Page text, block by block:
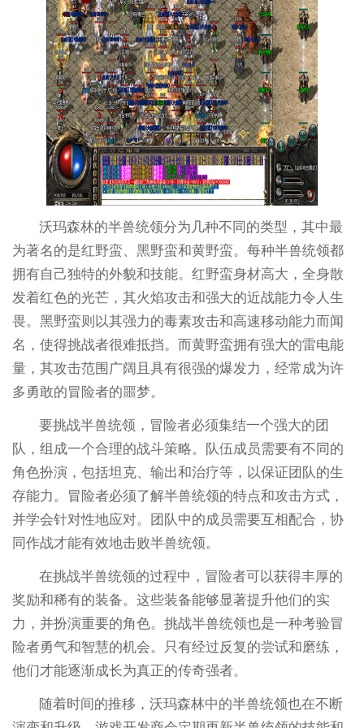
沃玛森林的半兽统领分为几种不同的类型，其中最
为著名的是红野蛮、黑野蛮和黄野蛮。每种半兽统领都
拥有自己独特的外貌和技能。红野蛮身材高大，全身散
发着红色的光芒，其火焰攻击和强大的近战能力令人生
畏。黑野蛮则以其强力的毒素攻击和高速移动能力而闻
名，使得挑战者很难抵挡。而黄野蛮拥有强大的雷电能
量，其攻击范围广阔且具有很强的爆发力，经常成为许
多勇敢的冒险者的噩梦。
要挑战半兽统领，冒险者必须集结一个强大的团
队，组成一个合理的战斗策略。队伍成员需要有不同的
角色扮演，包括坦克、输出和治疗等，以保证团队的生
存能力。冒险者必须了解半兽统领的特点和攻击方式，
并学会针对性地应对。团队中的成员需要互相配合，协
同作战才能有效地击败半兽统领。
在挑战半兽统领的过程中，冒险者可以获得丰厚的
奖励和稀有的装备。这些装备能够显著提升他们的实
力，并扮演重要的角色。挑战半兽统领也是一种考验冒
险者勇气和智慧的机会。只有经过反复的尝试和磨练，
他们才能逐渐成长为真正的传奇强者。
随着时间的推移，沃玛森林中的半兽统领也在不断